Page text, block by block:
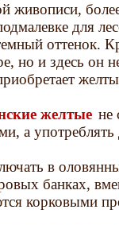
живописи,
для
оттенок.
но и здесь он
желтые не
а
в
банках,
корковыми